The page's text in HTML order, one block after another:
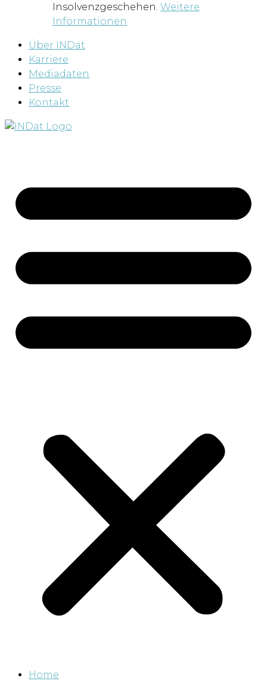
Insolvenzgeschehen. Weitere
Informationen
Über INDat
Karriere
Mediadaten
Presse
Kontakt
Home